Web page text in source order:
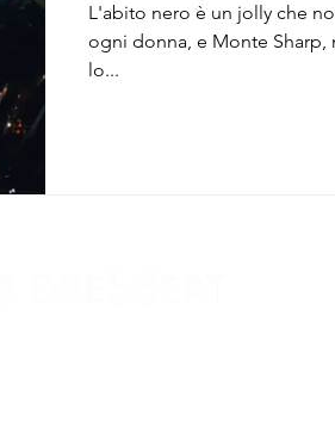
L'abito nero è un jolly che
ogni donna, e Monte Sharp,
lo...